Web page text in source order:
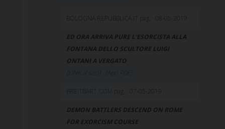
BOLOGNA.REPUBBLICA.IT pag. · 08-05-2019
ED ORA ARRIVA PURE L’ESORCISTA ALLA
FONTANA DELLO SCULTORE LUIGI
ONTANI A VERGATO
[LINK al sito]
[Apri PDF]
BREITBART.COM pag. · 07-05-2019
DEMON BATTLERS DESCEND ON ROME
FOR EXORCISM COURSE